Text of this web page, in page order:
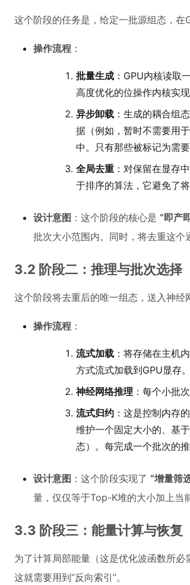
这个阶段的任务是，给定一批源组态，在
操作流程 ：
批量生成 ：GPU内核读取
高度优化的位操作内核实现
异步卸载 ：生成的耦合组
据（例如，暂时不需要用
中。只有那些被标记为需
全局去重 ：对保留在显存
于排序的算法，它避免了
设计意图 ：这个阶段的核心是 “即产
批次大小范围内。同时，将去重这个
3.2 阶段二：推理与批次选择
这个阶段将去重后的唯一组态，送入神
操作流程 ：
流式加载 ：将存储在主机
方式流式加载到GPU显存。
神经网络推理 ：每个小批
流式归约 ：这是控制内存
维护一个固定大小的、基
态）。每完成一个批次的
设计意图 ：这个阶段实现了 “增量筛
量，仅仅等于Top-K堆的大小加上当
3.3 阶段三：能量计算与恢复
为了计算局部能量（这是优化波函数所必
这就需要用到“反向索引”。